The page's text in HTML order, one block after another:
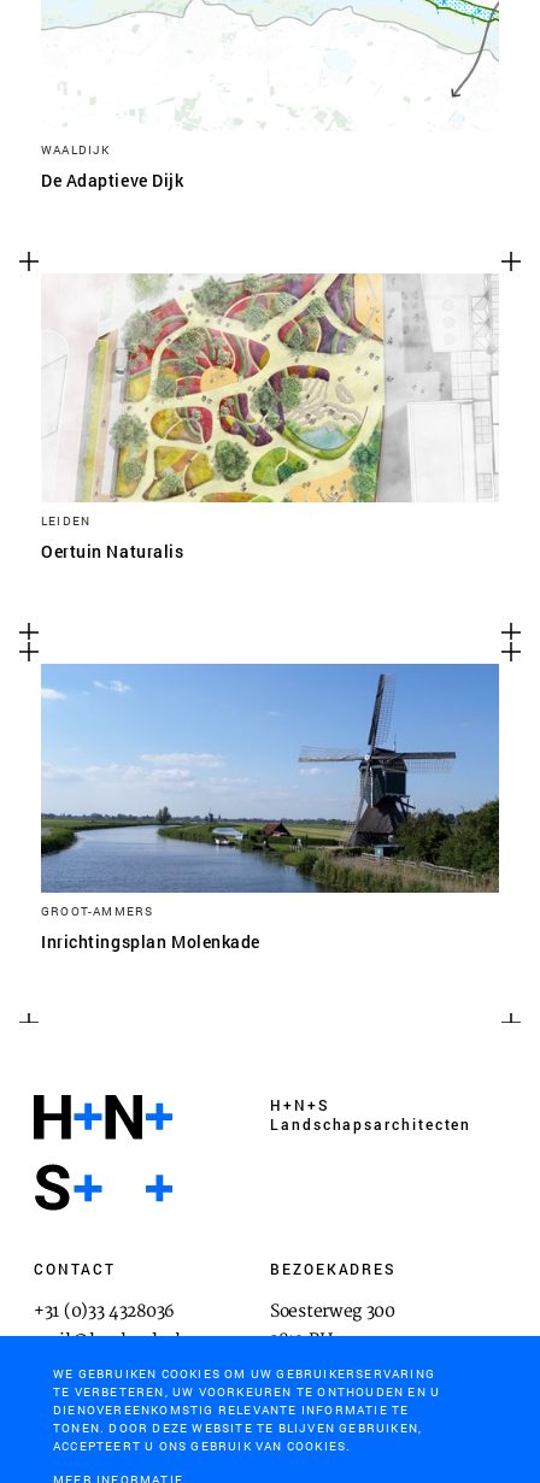
WAALDIJK
De Adaptieve Dijk
LEIDEN
Oertuin Naturalis
GROOT-AMMERS
Inrichtingsplan Molenkade
H+N+S
Landschaps­architecten
CONTACT
+31 (0)33 4328036
mail@hnsland.nl
BEZOEKADRES
Soesterweg 300
3812 BH
Amersfoort
POSTADRES
WE GEBRUIKEN COOKIES OM UW GEBRUIKERSERVARING
TE VERBETEREN, UW VOORKEUREN TE ONTHOUDEN EN U
DIENOVEREENKOMSTIG RELEVANTE INFORMATIE TE
TONEN. DOOR DEZE WEBSITE TE BLIJVEN GEBRUIKEN,
ACCEPTEERT U ONS GEBRUIK VAN COOKIES.
MEER INFORMATIE